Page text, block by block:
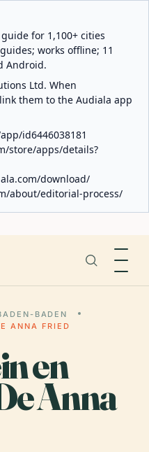
for 1,100+ cities
works offline; 11
Android.
Ltd. When
them to the Audiala app
id6446038181
store/apps/details?
download/
about/editorial-process/
BADEN
ANNA FRIED
en
Anna